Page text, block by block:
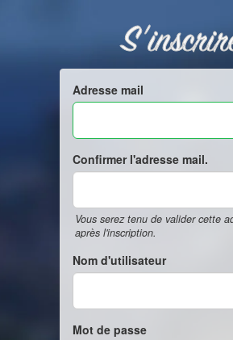
Adresse mail
Confirmer l'adresse mail.
Vous serez tenu de valider cette
après l'inscription.
Nom d'utilisateur
Mot de passe